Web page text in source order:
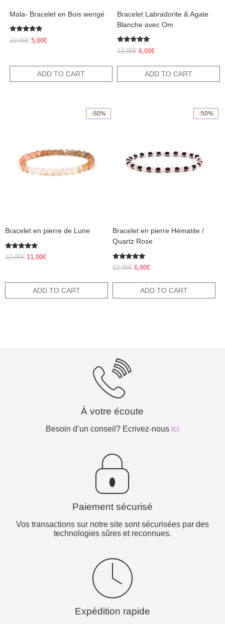
Mala- Bracelet en Bois wengé
Rated
5.00
10,00€ Original
10,00€.
5,00€Current
5,00€.
ADD TO CART
Bracelet Labradorite & Agate
Blanche avec Om
Rated
5.00
12,00€ Original
12,00€.
6,00€Current
6,00€.
ADD TO CART
-50%
Bracelet en pierre de Lune
Rated
5.00
22,00€ Original
22,00€.
11,00€Current
11,00€.
ADD TO CART
-50%
Bracelet en pierre Hématite /
Quartz Rose
Rated
5.00
12,00€ Original
6,00€Current
ADD TO CART
À votre écoute
Besoin d’un conseil? Ecrivez-nous ici
Paiement sécurisé
Vos transactions sur notre site sont sécurisées par des
technologies sûres et reconnues.
Expédition rapide